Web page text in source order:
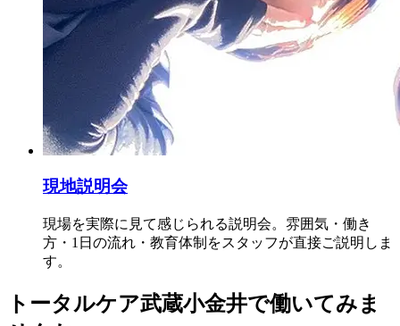
現地説明会
現場を実際に見て感じられる説明会。雰囲気・働き
方・1日の流れ・教育体制をスタッフが直接ご説明しま
す。
トータルケア武蔵小金井で働いてみま